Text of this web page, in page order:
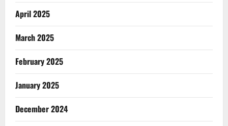
April 2025
March 2025
February 2025
January 2025
December 2024